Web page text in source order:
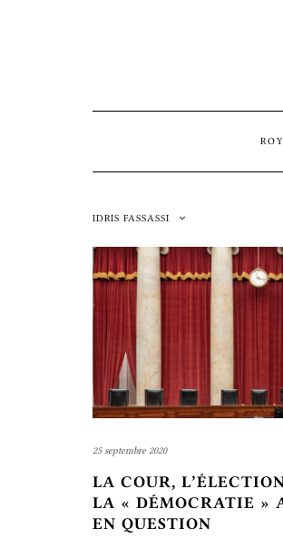
IDRIS FASSASSI
25 septembre 2020
LA COUR,
LA « DÉMOCRATIE »
EN QUESTION